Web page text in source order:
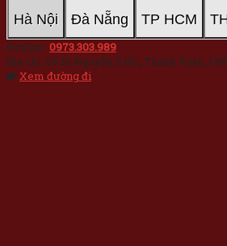
Hà Nội Đà Nẵng TP HCM
Hotline: 0973.303.989
Địa chỉ: Số 33 Nguyễn Xiển, Thanh Xuân, HN
Xem đường đi